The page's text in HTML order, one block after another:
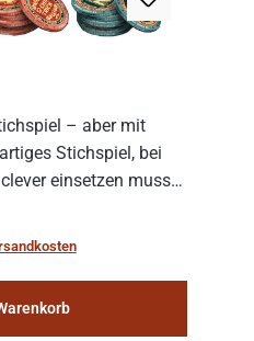
– aber mit
Stichspiel, bei
einsetzen musst.
Gesamtwert
Aber Vorsicht: D...